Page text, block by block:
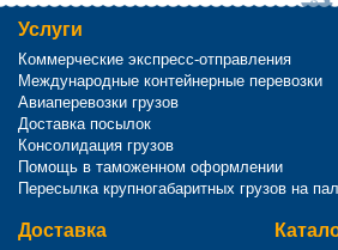
Услуги
Коммерческие экспресс-отправления
Международные контейнерные перевозки
Авиаперевозки грузов
Доставка посылок
Консолидация грузов
Помощь в таможенном оформлении
Пересылка крупногабаритных грузов на
Доставка